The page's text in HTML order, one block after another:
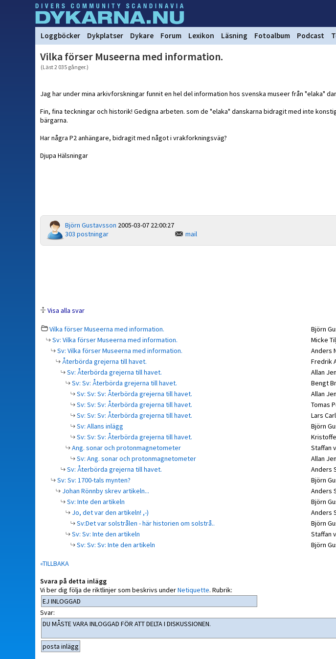
Loggböcker Dykplatser Dykare Forum Lexikon Läsning Fotoalbum Podcast
Vilka förser Museerna med information.
(Läst 2 035 gånger.)
Jag har under mina arkivforskningar funnit en hel del information hos svenska museer från "elaka"
Fin, fina teckningar och historik! Gedigna arbeten. som de "elaka" danskarna bidragit med inte
bärgarna.
Har några P2 anhängare, bidragit med något i vrakforkningsväg?
Djupa Hälsningar
Björn Gustavsson 2005-03-07 22:00:27
303 postningar
mail
Visa alla svar
Vilka förser Museerna med information. Björn
Sv: Vilka förser Museerna med information.
Micke
Sv: Vilka förser Museerna med information.
Anders
Återbörda grejerna till havet.
Fredrik
Sv: Återbörda grejerna till havet.
Allan
Sv: Sv: Återbörda grejerna till havet.
Bengt
Sv: Sv: Sv: Återbörda grejerna till havet.
Allan
Sv: Sv: Sv: Återbörda grejerna till havet.
Tomas
Sv: Sv: Sv: Återbörda grejerna till havet.
Lars
Sv: Allans inlägg
Björn
Sv: Sv: Sv: Återbörda grejerna till havet.
Ang. sonar och protonmagnetometer
Staffan
Sv: Ang. sonar och protonmagnetometer
Allan
Sv: Återbörda grejerna till havet.
Anders
Sv: Sv: 1700-tals mynten?
Björn
Johan Rönnby skrev artikeln...
Anders
Sv: Inte den artikeln
Björn
Jo, det var den artikeln! ,-)
Anders
Sv:Det var solstrålen - här historien om solstrå..
Björn
Sv: Sv: Inte den artikeln
Staffan
Sv: Sv: Sv: Inte den artikeln
Björn
«TILLBAKA
Svara på detta inlägg
Vi ber dig följa de riktlinjer som beskrivs underNetiquette. Rubrik:
Svar: